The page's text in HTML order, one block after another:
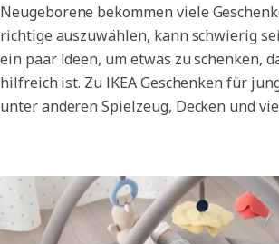
Neugeborene bekommen viele
richtige auszuwählen, kann schwierig
ein paar Ideen, um etwas zu schenken,
hilfreich ist. Zu IKEA Geschenken für
unter anderen Spielzeug, Decken und